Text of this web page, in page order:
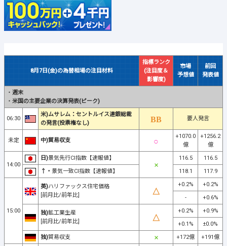
8月7日(金)の為替相場の注目材料
指標ランク
(注目度＆
影響度)
市場
予想値
前回
発表値
・ 週末
・ 米国の主要企業の決算発表(ピーク)
06:30
米)ムサレム：セントルイス連銀総裁
の発言(投票権なし)
要人発言
未定 中)貿易収支
+1070.0
億
+1256.2
億
14:00
日)景気先行CI指数【速報値】 116.5
116.5
↑・ 景気一致CI指数【速報値】 118.1 117.9
15:00
英)ハリファックス住宅価格
[前月比/前年比]
+0.2%
+0.2%
-
+0.6%
独)鉱工業生産
[前月比/前年比]
+0.2%
+0.9%
+0.1%
±0.0%
独)貿易収支 +172億 +191億